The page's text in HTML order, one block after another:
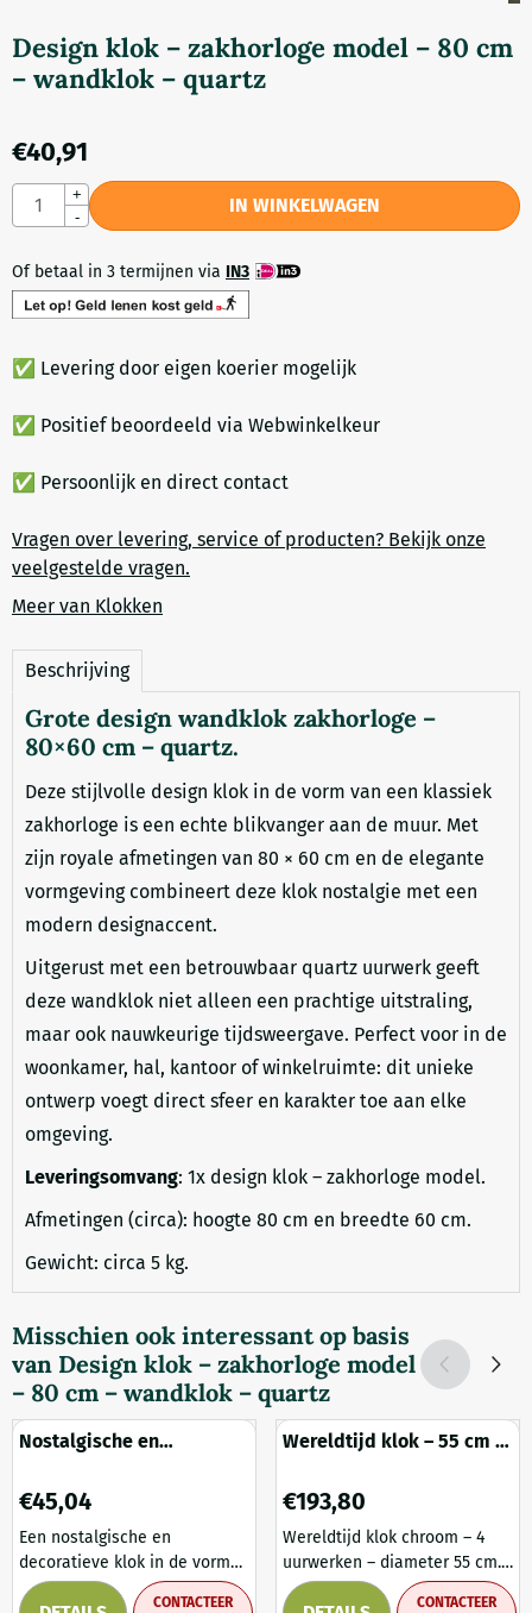
Design klok – zakhorloge model – 80 cm
– wandklok – quartz
€40,91
Aantal
+
-
IN WINKELWAGEN
Of betaal in 3 termijnen via IN3
✅ Levering door eigen koerier mogelijk
✅ Positief beoordeeld via Webwinkelkeur
✅ Persoonlijk en direct contact
Vragen over levering, service of producten? Bekijk onze
veelgestelde vragen.
Meer van Klokken
Beschrijving
Grote design wandklok zakhorloge –
80×60 cm – quartz.
Deze stijlvolle design klok in de vorm van een klassiek
zakhorloge is een echte blikvanger aan de muur. Met
zijn royale afmetingen van 80 × 60 cm en de elegante
vormgeving combineert deze klok nostalgie met een
modern designaccent.
Uitgerust met een betrouwbaar quartz uurwerk geeft
deze wandklok niet alleen een prachtige uitstraling,
maar ook nauwkeurige tijdsweergave. Perfect voor in de
woonkamer, hal, kantoor of winkelruimte: dit unieke
ontwerp voegt direct sfeer en karakter toe aan elke
omgeving.
Leveringsomvang: 1x design klok – zakhorloge model.
Afmetingen (circa): hoogte 80 cm en breedte 60 cm.
Gewicht: circa 5 kg.
Misschien ook interessant op basis
van Design klok – zakhorloge model
– 80 cm – wandklok – quartz
Nostalgische en
oude filmcamera
Prijs: 45,04
€45,04
Een nostalgische en
decoratieve klok in de vorm
van een oude filmcamera. Dit
CONTACTEER
Wereldtijd klok – 55 cm –
Prijs: 193,80
€193,80
Wereldtijd klok chroom – 4
uurwerken – diameter 55 cm.
Deze stijlvolle wereldtijd klok
CONTACTEER